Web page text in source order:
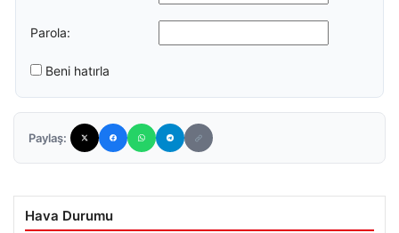
Parola:
Beni hatırla
Paylaş:
Hava Durumu